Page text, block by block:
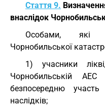
Стаття 9.
внаслідок
Особами, які
Чорнобильської
1) учасники
Чорнобильській
безпосередню
наслідків;